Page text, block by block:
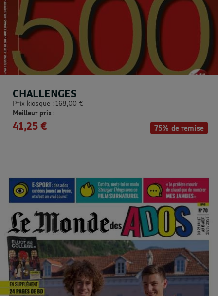
75% de remise
CHALLENGES
Prix kiosque : 168,00 €
Meilleur prix :
41,25 €